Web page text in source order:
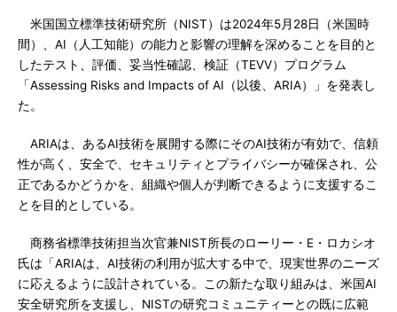
米国国立標準技術研究所（NIST）は2024年5月28日（米国時
間）、AI（人工知能）の能力と影響の理解を深めることを目的と
したテスト、評価、妥当性確認、検証（TEVV）プログラム
「Assessing Risks and Impacts of AI（以後、ARIA）」を発表し
た。
ARIAは、あるAI技術を展開する際にそのAI技術が有効で、信頼
性が高く、安全で、セキュリティとプライバシーが確保され、公
正であるかどうかを、組織や個人が判断できるように支援するこ
とを目的としている。
商務省標準技術担当次官兼NIST所長のローリー・E・ロカシオ
氏は「ARIAは、AI技術の利用が拡大する中で、現実世界のニーズ
に応えるように設計されている。この新たな取り組みは、米国AI
安全研究所を支援し、NISTの研究コミュニティーとの既に広範